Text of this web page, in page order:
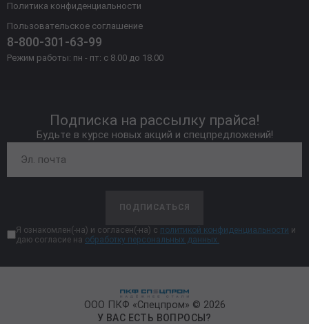
Политика конфиденциальности
Пользовательское соглашение
8-800-301-63-99
Режим работы: пн - пт: с 8.00 до 18.00
Подписка на рассылку прайса!
Будьте в курсе новых акций и спецпредложений!
ПОДПИСАТЬСЯ
Я ознакомлен(-на) и согласен(-на) с политикой конфиденциальности и
даю согласие на обработку персональных данных.
ООО ПКФ «Спецпром» © 2026
У ВАС ЕСТЬ ВОПРОСЫ?